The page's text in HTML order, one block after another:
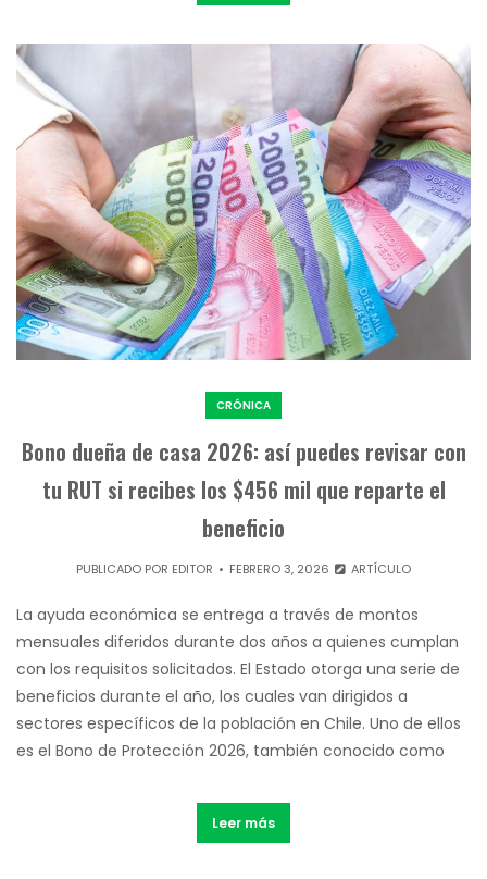
CRÓNICA
Bono dueña de casa 2026: así puedes revisar con
tu RUT si recibes los $456 mil que reparte el
beneficio
PUBLICADO POR EDITOR FEBRERO 3, 2026 ARTÍCULO
La ayuda económica se entrega a través de montos
mensuales diferidos durante dos años a quienes cumplan
con los requisitos solicitados. El Estado otorga una serie de
beneficios durante el año, los cuales van dirigidos a
sectores específicos de la población en Chile. Uno de ellos
es el Bono de Protección 2026, también conocido como
Leer más